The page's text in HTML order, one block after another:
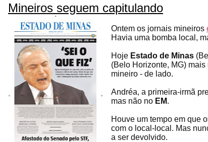
Mineiros seguem capitulando
Ontem os jornais mineiros
Havia uma bomba local,
Hoje Estado de Minas
(Belo Horizonte, MG)
mineiro - de lado.
Andréa, a primeira-irmã
mas não no EM.
Houve um tempo em que
com o local-local. Mas
a ser devolvido.